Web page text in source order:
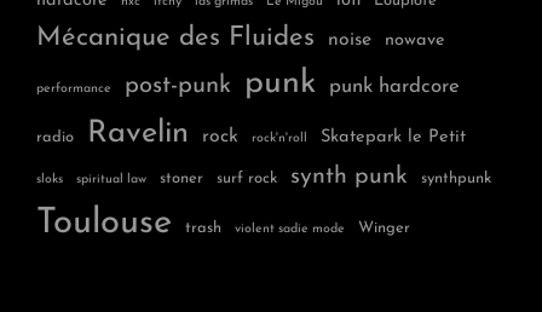
Mécanique des Fluides noise nowave
performance post-punk punk punk hardcore
radio Ravelin rock rock'n'roll Skatepark le Petit
sloks spiritual law stoner surf rock synth punk synthpunk
Toulouse trash violent sadie mode Winger